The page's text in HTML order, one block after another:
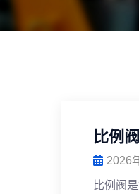
比例
2026
比例阀